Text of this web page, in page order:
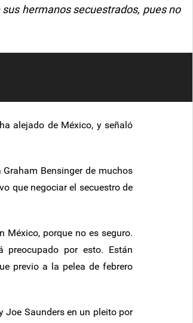
hermanos secuestrados, pues no
alejado de México, y señaló
Bensinger de muchos
que negociar el secuestro de
México, porque no es seguro.
por esto. Están
previo a la pelea de febrero
Joe Saunders en un pleito por